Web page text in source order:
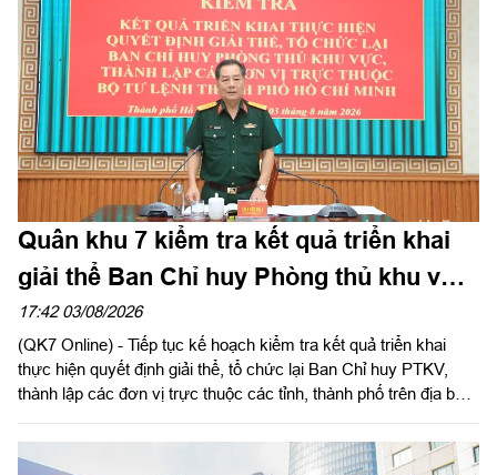
mừng.
Quân khu 7 kiểm tra kết quả triển khai
giải thể Ban Chỉ huy Phòng thủ khu vực
tại Bộ Tư lệnh TPHCM
17:42 03/08/2026
(QK7 Online) - Tiếp tục kế hoạch kiểm tra kết quả triển khai
thực hiện quyết định giải thể, tổ chức lại Ban Chỉ huy PTKV,
thành lập các đơn vị trực thuộc các tỉnh, thành phố trên địa bàn
Quân khu, Đại tá Trần Hữu Nhân, Phó Tham mưu trưởng Quân
khu và đoàn công tác tiến hành kiểm tra Bộ Tư lệnh Thành phố